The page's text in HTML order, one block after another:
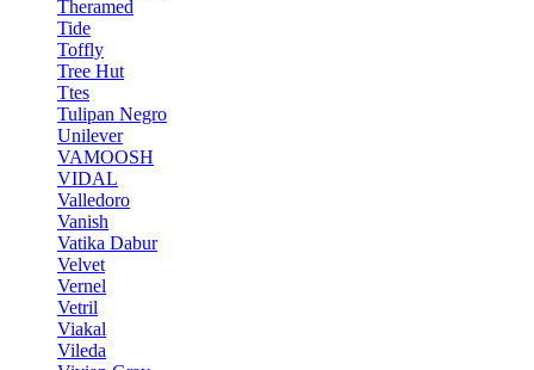
Theramed
Tide
Toffly
Tree Hut
Ttes
Tulipan Negro
Unilever
VAMOOSH
VIDAL
Valledoro
Vanish
Vatika Dabur
Velvet
Vernel
Vetril
Viakal
Vileda